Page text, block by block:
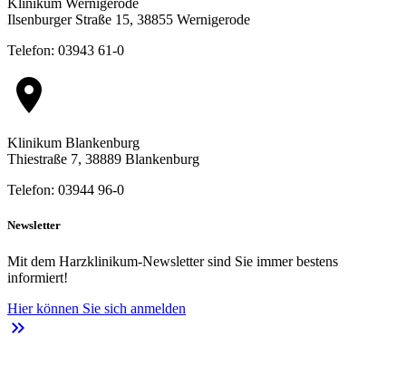
Klinikum Wernigerode
Ilsenburger Straße 15, 38855 Wernigerode
Telefon: 03943 61-0
location_on
Klinikum Blankenburg
Thiestraße 7, 38889 Blankenburg
Telefon: 03944 96-0
Newsletter
Mit dem Harzklinikum-Newsletter sind Sie immer bestens
informiert!
Hier können Sie sich anmelden
keyboard_double_arrow_right